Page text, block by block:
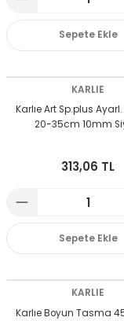
Seyehat Ürünleri
Aksesuarları
Bakımı
Ürünleri
Sepete Ekle
KARLIE
Karlıe Art Sp.plus
20-35cm 10mm
313,06 TL
Sepete Ekle
KARLIE
Karlıe Boyun Tasma